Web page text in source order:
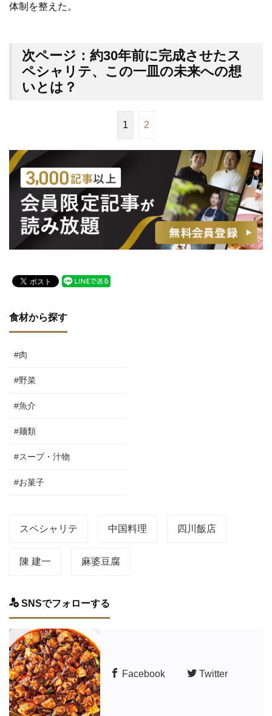
体制を整えた。
次ページ：約30年前に完成させたス
ペシャリテ、この一皿の未来への想
いとは？
1 2
食材から探す
#肉
#野菜
#魚介
#麺類
#スープ・汁物
#お菓子
スペシャリテ 中国料理 四川飯店
陳 建一 麻婆豆腐
SNSでフォローする
Facebook Twitter